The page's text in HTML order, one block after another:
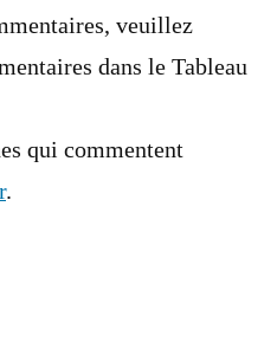
veuillez
dans le Tableau
qui commentent
.